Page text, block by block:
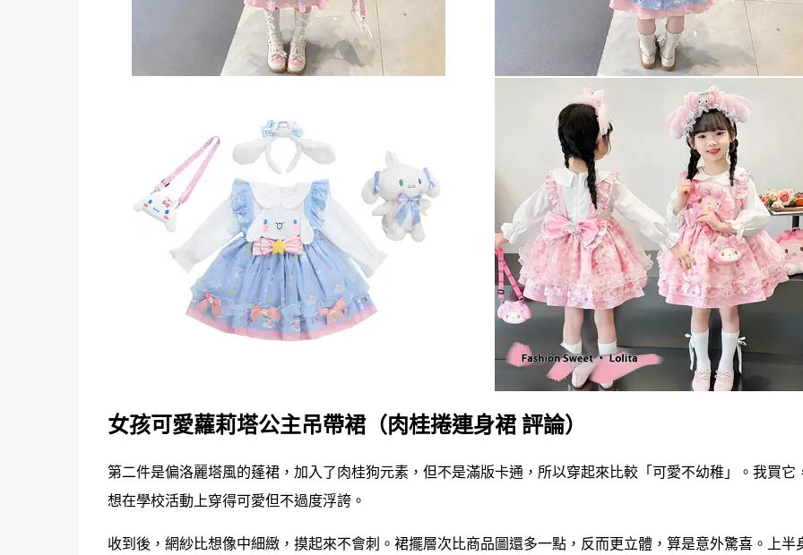
女孩可愛蘿莉塔公主吊帶裙（肉桂捲連身裙 評論）
第二件是偏洛麗塔風的蓬裙，加入了肉桂狗元素，但不是滿版卡通，所以穿起來比較「可愛不幼稚」。我買它
想在學校活動上穿得可愛但不過度浮誇。
收到後，網紗比想像中細緻，摸起來不會刺。裙擺層次比商品圖還多一點，反而更立體，算是意外驚喜。上半